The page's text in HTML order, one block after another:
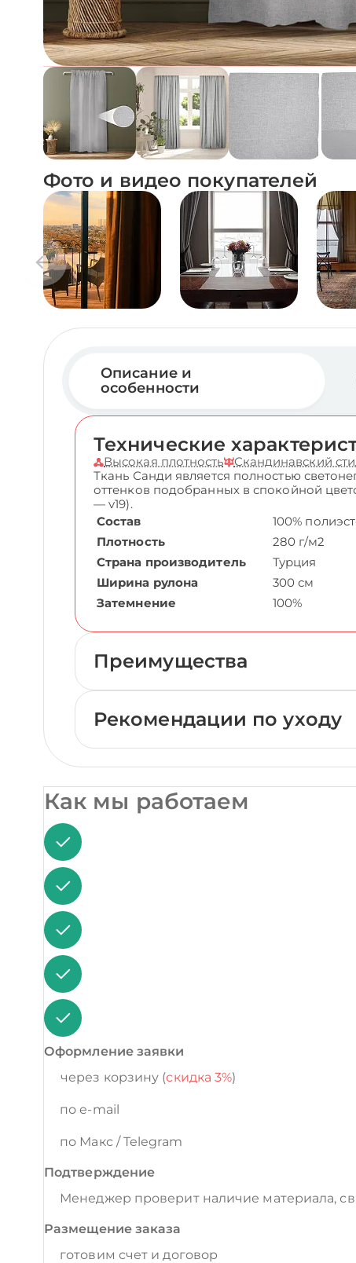
Фото и видео покупателей
Описание и
особенности
Технические
Высокая плотность Скандинавский
Ткань Санди является полностью
оттенков подобранных в спокойной
— v19).
Состав
100%
Плотность
280 г/м2
Страна производитель
Турция
Ширина рулона
300 см
Затемнение
100%
Преимущества
Рекомендации по уходу
Как мы работаем
Оформление заявки
через корзину (скидка 3%)
по e-mail
по Макс / Telegram
Подтверждение
Менеджер проверит наличие материала,
Размещение заказа
готовим счет и договор